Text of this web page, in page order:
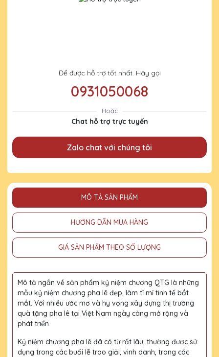
Để được hỗ trợ tốt nhất. Hãy gọi
0931050068
Hoặc
Chat hỗ trợ trực tuyến
Zalo chat với chúng tôi
MÔ TẢ SẢN PHẨM
HƯỚNG DẪN MUA HÀNG
GIÁ SẢN PHẨM THEO SỐ LƯỢNG
Mô tả ngắn về sản phẩm kỷ niệm chương QTG là những
mẫu kỷ niệm chương pha lê đẹp, làm tỉ mỉ tinh tế bắt
mắt. Với nhiều ước mơ và hy vọng xây dựng thị trường
quà tặng pha lê tại Việt Nam ngày càng mở rộng và
phát triển
Kỷ niệm chương pha lê đã có từ rất lâu, thường được sử
dụng trong các buổi lễ trao giải, vinh danh, trong các